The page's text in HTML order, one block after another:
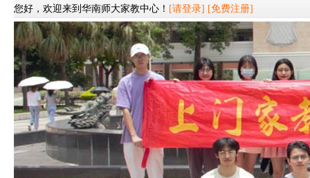
您好，欢迎来到华南师大家教中心！ [请登录] [免费注册]